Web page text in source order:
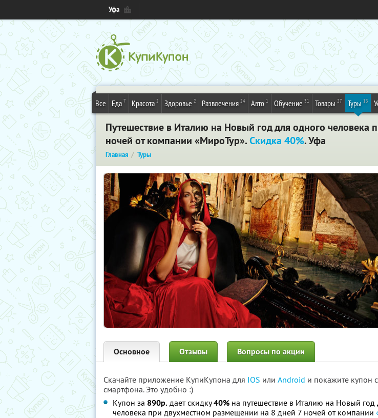
Уфа
Все Еда 7 Красота 2 Здоровье 2 Развлечения 24 Авто 1 Обучение 31 Товары 27 Туры 13
Путешествие в Италию на Новый год для одного
ночей от компании «МироТур».Скидка 40%. Уфа
Главная Туры
Основное Отзывы Вопросы по акции
Скачайте приложение КупиКупона для IOS или Android и покажите купон
смартфона. Это удобно :)
Купон за 890р. дает скидку40% на путешествие в Италию на Новый год
человека при двухместном размещении на 8 дней 7 ночей от компании